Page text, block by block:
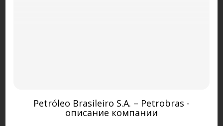
Petróleo Brasileiro S.A. – Petrobras -
описание компании